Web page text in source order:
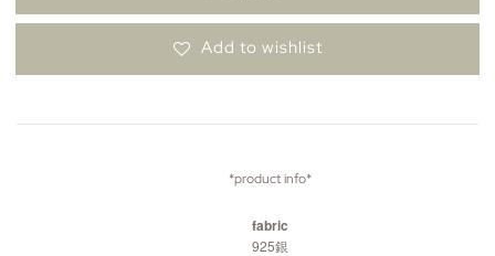
Add to wishlist
*product info*
fabric
925銀